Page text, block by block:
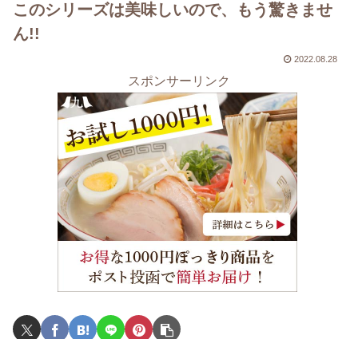
このシリーズは美味しいので、もう驚きませ
ん!!
2022.08.28
スポンサーリンク